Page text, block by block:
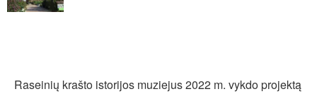
Raseinių krašto istorijos muziejus 2022 m. vykdo projektą